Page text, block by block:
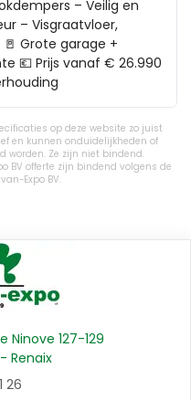
– Veilig en
– Visgraatvloer,
Grote garage +
💶 Prijs vanaf € 26.990
op deze website zo juist
en kunnen onduidelijkheden of
worden. Ze zijn niet bindend.
BV offerte zijn bindend volgens de
Expo BV.
Ninove 127-129
Renaix
26